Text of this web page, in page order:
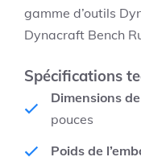
gamme d’outils
Dynacraft Bench
Spécifications
Dimensions
pouces
Poids de